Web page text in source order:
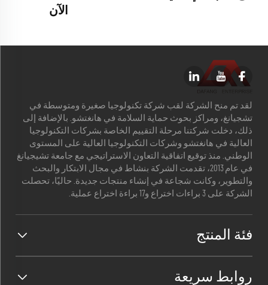
الآن
لقد تم منح الشركة لقب شركة تكنولوجيا صغيرة ومتوسطة في
تشجيانغ، ومراكز بحوث حماية السلامة في هانغتشو. بالإضافة إلى
ذلك، دخلت شركتنا مرحلة التقييم الخاصة بشركات التكنولوجيا
العالية في هانغتشو وشركات التكنولوجيا العالية على المستوى
الوطني. منذ توقيع اتفاقية التعاون الاستراتيجي مع جامعة تشيجيانغ
في عام 2013، تقدمت الشركة بنشاط في مجال الابتكار والبحث
والتطوير، وكانت شجاعة في إنشاء منتجات جديدة. حاليًا، تحصلت
الشركة على 3 براءات اختراع و17 براءة اختراع عملية.
فئة المنتج
روابط سريعة